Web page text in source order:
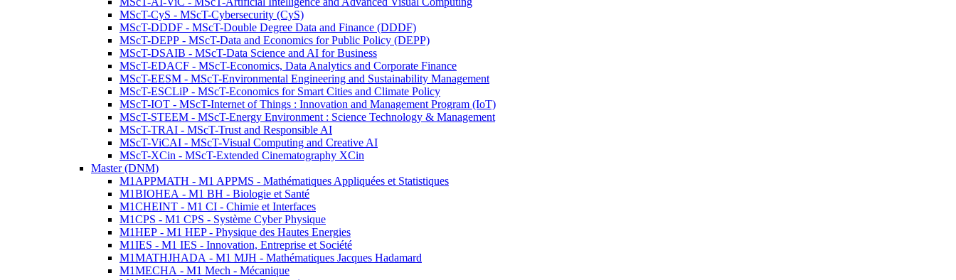
MScT-CyS - MScT-Cybersecurity (CyS)
MScT-DDDF - MScT-Double Degree Data and Finance (DDDF)
MScT-DEPP - MScT-Data and Economics for Public Policy (DEPP)
MScT-DSAIB - MScT-Data Science and AI for Business
MScT-EDACF - MScT-Economics, Data Analytics and Corporate Finance
MScT-EESM - MScT-Environmental Engineering and Sustainability Management
MScT-ESCLiP - MScT-Economics for Smart Cities and Climate Policy
MScT-IOT - MScT-Internet of Things : Innovation and Management Program (IoT)
MScT-STEEM - MScT-Energy Environment : Science Technology & Management
MScT-TRAI - MScT-Trust and Responsible AI
MScT-ViCAI - MScT-Visual Computing and Creative AI
MScT-XCin - MScT-Extended Cinematography XCin
Master (DNM)
M1APPMATH - M1 APPMS - Mathématiques Appliquées et Statistiques
M1BIOHEA - M1 BH - Biologie et Santé
M1CHEINT - M1 CI - Chimie et Interfaces
M1CPS - M1 CPS - Système Cyber Physique
M1HEP - M1 HEP - Physique des Hautes Energies
M1IES - M1 IES - Innovation, Entreprise et Société
M1MATHJHADA - M1 MJH - Mathématiques Jacques Hadamard
M1MECHA - M1 Mech - Mécanique